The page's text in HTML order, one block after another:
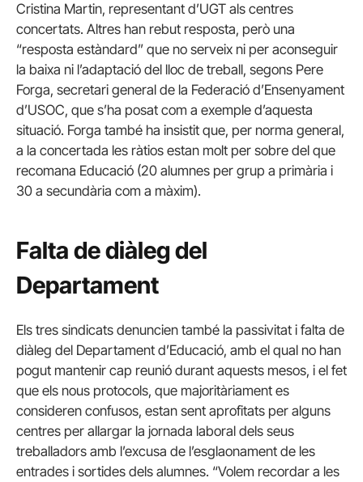
Cristina Martin, representant d’UGT als centres
concertats. Altres han rebut resposta, però una
“resposta estàndard” que no serveix ni per aconseguir
la baixa ni l’adaptació del lloc de treball, segons Pere
Forga, secretari general de la Federació d’Ensenyament
d’USOC, que s’ha posat com a exemple d’aquesta
situació. Forga també ha insistit que, per norma general,
a la concertada les ràtios estan molt per sobre del que
recomana Educació (20 alumnes per grup a primària i
30 a secundària com a màxim).
Falta de diàleg del
Departament
Els tres sindicats denuncien també la passivitat i falta de
diàleg del Departament d’Educació, amb el qual no han
pogut mantenir cap reunió durant aquests mesos, i el fet
que els nous protocols, que majoritàriament es
consideren confusos, estan sent aprofitats per alguns
centres per allargar la jornada laboral dels seus
treballadors amb l’excusa de l’esglaonament de les
entrades i sortides dels alumnes. “Volem recordar a les